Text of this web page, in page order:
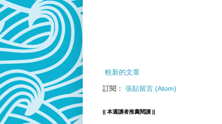
較新的文章
訂閱： 張貼留言 (Atom)
|| 本週讀者推薦閱讀 ||